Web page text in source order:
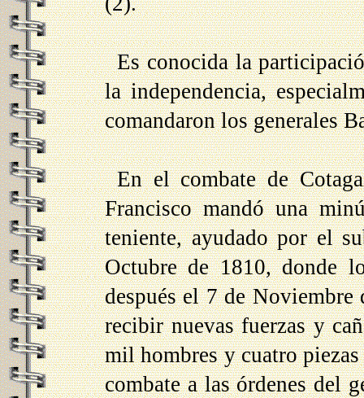
Es conocida la
la independencia,
comandaron los generales
En el combate de
Francisco mandó una
teniente, ayudado por el
Octubre de 1810, donde
después el 7 de
recibir nuevas fuerzas y
mil hombres y cuatro
combate a las órdenes del